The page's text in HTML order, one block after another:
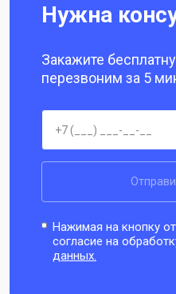
Нужна
Закажите
перезвоним за 5
Нажимая на кнопку
согласие на
данных.